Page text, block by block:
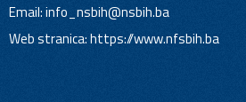
Email:info_nsbih@nsbih.ba
Web stranica: https://www.nfsbih.ba